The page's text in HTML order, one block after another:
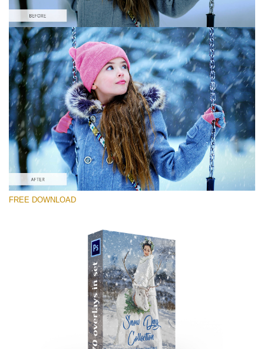
Please select
Free PNG Overlay #10
Small 800*533px
Snowy Day (70 Overlays)
Large 6000*4000px
4 Seasons (411 Overlays)
Large 6000*4000px
Free download
FREE DOWNLOAD